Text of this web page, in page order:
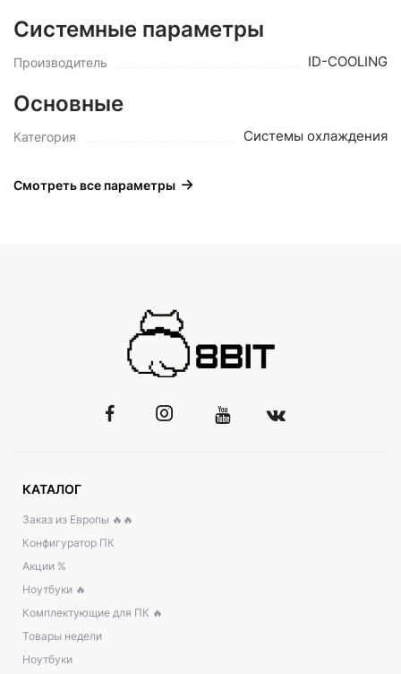
Системные параметры
Производитель ID-COOLING
Основные
Категория Системы охлаждения
Смотреть все параметры
КАТАЛОГ
Заказ из Европы 🔥🔥
Конфигуратор ПК
Акции %
Ноутбуки 🔥
Комплектующие для ПК 🔥
Товары недели
Ноутбуки